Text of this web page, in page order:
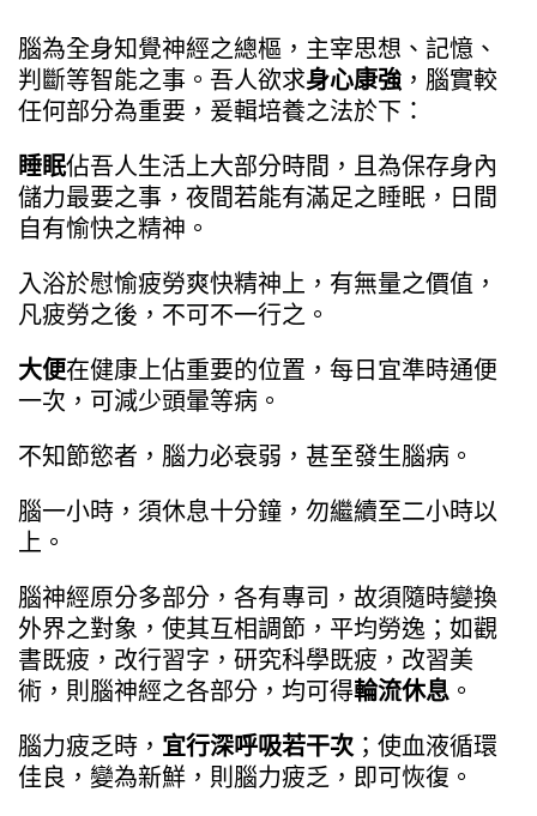
腦為全身知覺神經之總樞，主宰思想、記憶、
判斷等智能之事。吾人欲求身心康強 ，腦實較
任何部分為重要，爰輯培養之法於下：
睡眠佔吾人生活上大部分時間，且為保存身內
儲力最要之事，夜間若能有滿足之睡眠，日間
自有愉快之精神。
入浴於慰愉疲勞爽快精神上，有無量之價值，
凡疲勞之後，不可不一行之。
大便在健康上佔重要的位置，每日宜準時通便
一次，可減少頭暈等病。
不知節慾者，腦力必衰弱，甚至發生腦病。
腦一小時，須休息十分鐘，勿繼續至二小時以
上。
腦神經原分多部分，各有專司，故須隨時變換
外界之對象，使其互相調節，平均勞逸；如觀
書既疲，改行習字，研究科學既疲，改習美
術，則腦神經之各部分，均可得輪流休息 。
腦力疲乏時， 宜行深呼吸若干次；使血液循環
佳良，變為新鮮，則腦力疲乏，即可恢復。